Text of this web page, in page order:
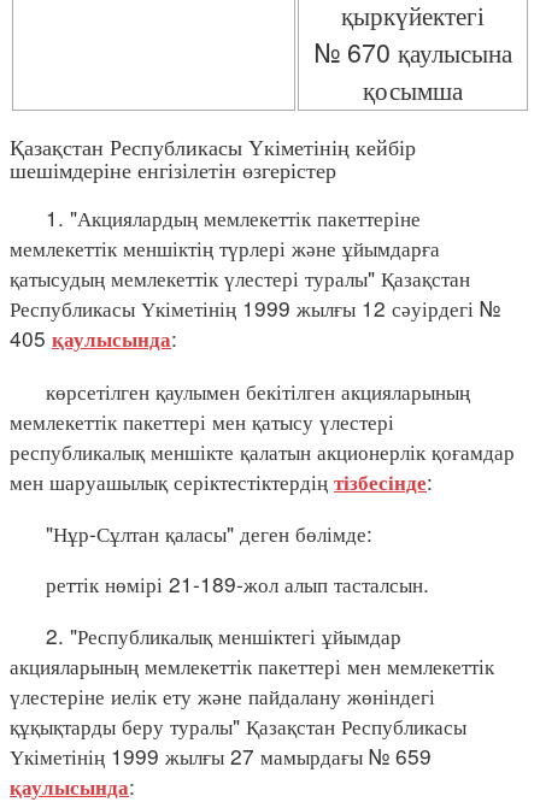
қыркүйектегі
№ 670 қаулысына
қосымша
Қазақстан Республикасы Үкіметінің кейбір
шешімдеріне енгізілетін өзгерістер
1. "Акциялардың мемлекеттік пакеттеріне
мемлекеттік меншіктің түрлері және ұйымдарға
қатысудың мемлекеттік үлестері туралы" Қазақстан
Республикасы Үкіметінің 1999 жылғы 12 сәуірдегі №
405 қаулысында:
көрсетілген қаулымен бекітілген акцияларының
мемлекеттік пакеттері мен қатысу үлестері
республикалық меншікте қалатын акционерлік қоғамдар
мен шаруашылық серіктестіктердің тізбесінде:
"Нұр-Сұлтан қаласы" деген бөлімде:
реттік нөмірі 21-189-жол алып тасталсын.
2. "Республикалық меншіктегі ұйымдар
акцияларының мемлекеттік пакеттері мен мемлекеттік
үлестеріне иелік ету және пайдалану жөніндегі
құқықтарды беру туралы" Қазақстан Республикасы
Үкіметінің 1999 жылғы 27 мамырдағы № 659
қаулысында: